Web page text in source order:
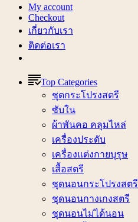
My account
Checkout
เกี่ยวกับเรา
ติดต่อเรา
Top Categories
ชุดกระโปรงสตรี
ซับใน
ผ้าพันคอ คลุมไหล่
เครื่องประดับ
เครื่องแต่งกายบุรุษ
เสื้อสตรี
ชุดนอนกระโปรงสตรี
ชุดนอนกางเกงสตรี
ชุดนอนไม่ได้นอน